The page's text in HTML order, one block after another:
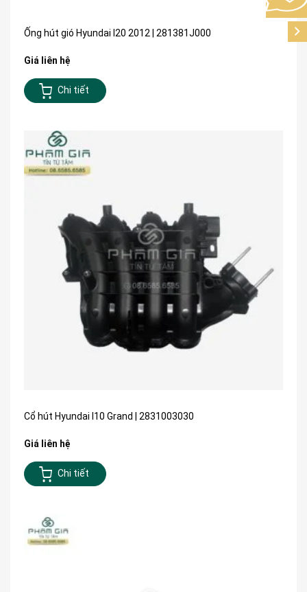
Ống hút gió Hyundai I20 2012 | 281381J000
Giá liên hệ
Chi tiết
Cổ hút Hyundai I10 Grand | 2831003030
Giá liên hệ
Chi tiết